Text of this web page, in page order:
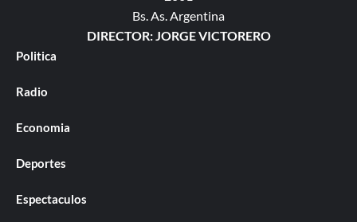
Bs. As. Argentina
DIRECTOR: JORGE VICTORERO
Politica
Radio
Economia
Deportes
Espectaculos